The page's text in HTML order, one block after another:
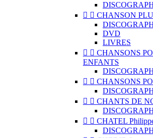
  CHANSON
DVD
LIVRES
  CHANSONS
ENFANTS
  CHANSONS
  CHANTS DE
  CHATEL